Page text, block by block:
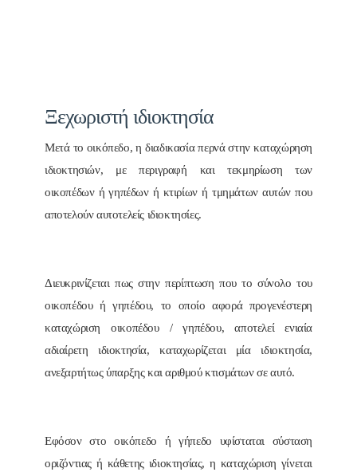
Ξεχωριστή ιδιοκτησία
Μετά το οικόπεδο, η διαδικασία περνά στην καταχώρηση
ιδιοκτησιών, με περιγραφή και τεκμηρίωση των
οικοπέδων ή γηπέδων ή κτιρίων ή τμημάτων αυτών που
αποτελούν αυτοτελείς ιδιοκτησίες.
Διευκρινίζεται πως στην περίπτωση που το σύνολο του
οικοπέδου ή γηπέδου, το οποίο αφορά προγενέστερη
καταχώριση οικοπέδου / γηπέδου, αποτελεί ενιαία
αδιαίρετη ιδιοκτησία, καταχωρίζεται μία ιδιοκτησία,
ανεξαρτήτως ύπαρξης και αριθμού κτισμάτων σε αυτό.
Εφόσον στο οικόπεδο ή γήπεδο υφίσταται σύσταση
οριζόντιας ή κάθετης ιδιοκτησίας, η καταχώριση γίνεται